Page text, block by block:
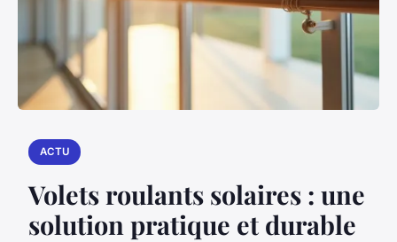
ACTU
Volets roulants solaires : une
solution pratique et durable